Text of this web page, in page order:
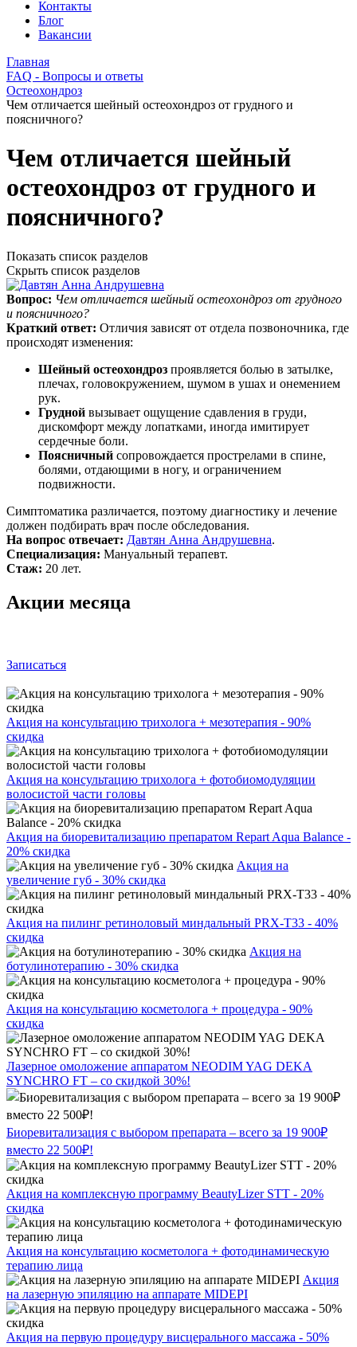
Контакты
Блог
Вакансии
Главная
FAQ - Вопросы и ответы
Остеохондроз
Чем отличается шейный остеохондроз от грудного и
поясничного?
Чем отличается шейный
остеохондроз от грудного и
поясничного?
Показать список разделов
Скрыть список разделов
Вопрос: Чем отличается шейный остеохондроз от грудного
и поясничного?
Краткий ответ: Отличия зависят от отдела позвоночника, где
происходят изменения:
Шейный остеохондроз проявляется болью в затылке,
плечах, головокружением, шумом в ушах и онемением
рук.
Грудной вызывает ощущение сдавления в груди,
дискомфорт между лопатками, иногда имитирует
сердечные боли.
Поясничный сопровождается прострелами в спине,
болями, отдающими в ногу, и ограничением
подвижности.
Симптоматика различается, поэтому диагностику и лечение
должен подбирать врач после обследования.
На вопрос отвечает: Давтян Анна Андрушевна.
Специализация: Мануальный терапевт.
Стаж: 20 лет.
Акции месяца
Записаться
Акция на консультацию трихолога + мезотерапия - 90%
скидка
Акция на консультацию трихолога + фотобиомодуляции
волосистой части головы
Акция на биоревитализацию препаратом Repart Aqua Balance -
20% скидка
Акция на
увеличение губ - 30% скидка
Акция на пилинг ретиноловый миндальный PRX-T33 - 40%
скидка
Акция на
ботулинотерапию - 30% скидка
Акция на консультацию косметолога + процедура - 90%
скидка
Лазерное омоложение аппаратом NEODIM YAG DEKA
SYNCHRO FT – со скидкой 30%!
Биоревитализация с выбором препарата – всего за 19 900₽
вместо 22 500₽!
Акция на комплексную программу BeautyLizer STT - 20%
скидка
Акция на консультацию косметолога + фотодинамическую
терапию лица
Акция
на лазерную эпиляцию на аппарате MIDEPI
Акция на первую процедуру висцерального массажа - 50%